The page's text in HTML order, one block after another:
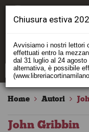
Home Autori
John Gribbin
Chiusura estiva
Avvisiamo i nostri lettori
effettuati entro la
dal 31 luglio al 24
alternativa, è possibile